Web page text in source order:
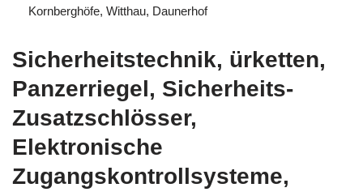
Kornberghöfe, Witthau, Daunerhof
Sicherheitstechnik, ürketten,
Panzerriegel, Sicherheits-
Zusatzschlösser,
Elektronische
Zugangskontrollsysteme,